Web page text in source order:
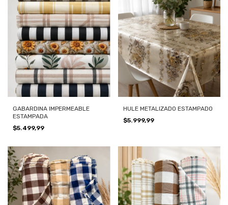
GABARDINA IMPERMEABLE
ESTAMPADA
$5.499,99
HULE METALIZADO ESTAMPADO
$5.999,99